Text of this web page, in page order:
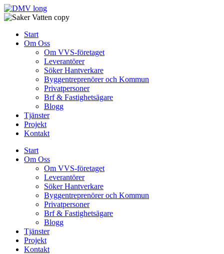
Skip
to
Start
Om Oss
Om VVS-företaget
Leverantörer
Söker Hantverkare
Byggentreprenörer och Kommun
Privatpersoner
Brf & Fastighetsägare
Blogg
Tjänster
Projekt
Kontakt
Start
Om Oss
Om VVS-företaget
Leverantörer
Söker Hantverkare
Byggentreprenörer och Kommun
Privatpersoner
Brf & Fastighetsägare
Blogg
Tjänster
Projekt
Kontakt